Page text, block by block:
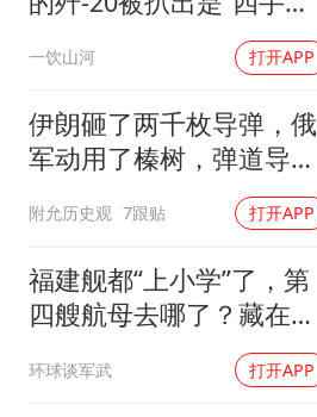
机”，这反差太扎心
一饮山河 打开APP
伊朗砸了两千枚导弹，俄
军动用了榛树，弹道导弹
这个老伙计又杀回来了
附允历史观 7跟贴 打开APP
福建舰都“上小学”了，第
四艘航母去哪了？藏在船
环球谈军武 打开APP